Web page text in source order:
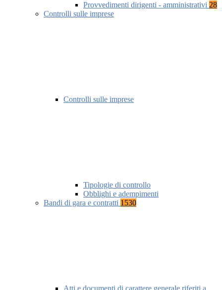
Provvedimenti dirigenti - amministrativi 28
Controlli sulle imprese
Controlli sulle imprese
Tipologie di controllo
Obblighi e adempimenti
Bandi di gara e contratti 1530